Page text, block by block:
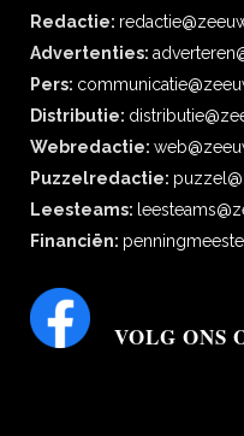
Redactie:
Advertenties:
Pers:
Distributie:
Webredactie:
Puzzelredactie:
Leesteams:
Financiën:
VOLG ONS